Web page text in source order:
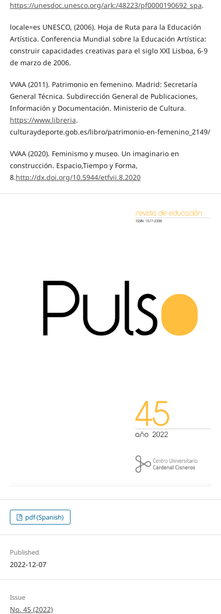
https://unesdoc.unesco.org/ark:/48223/pf0000190692_spa.
locale=es UNESCO, (2006). Hoja de Ruta para la Educación
Artística. Conferencia Mundial sobre la Educación Artística:
construir capacidades creativas para el siglo XXI Lisboa, 6-9
de marzo de 2006.
VVAA (2011). Patrimonio en femenino. Madrid: Secretaría
General Técnica. Subdirección General de Publicaciones,
Información y Documentación. Ministerio de Cultura.
https://www.libreria.
culturaydeporte.gob.es/libro/patrimonio-en-femenino_2149/
VVAA (2020). Feminismo y museo. Un imaginario en
construcción. Espacio,Tiempo y Forma,
8.http://dx.doi.org/10.5944/etfvii.8.2020
pdf (Spanish)
Published
2022-12-07
Issue
No. 45 (2022)